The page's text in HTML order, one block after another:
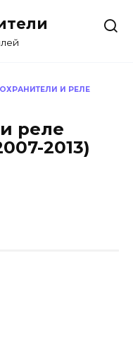
И РЕЛЕ
реле
2013)